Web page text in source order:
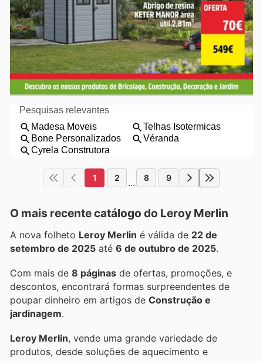
1 2 ... 8 9
O mais recente catálogo do Leroy Merlin
A nova folheto Leroy Merlin é válida de 22 de
setembro de 2025 até 6 de outubro de 2025.
Com mais de 8 páginas de ofertas, promoções, e
descontos, encontrará formas surpreendentes de
poupar dinheiro em artigos de Construção e
jardinagem.
Leroy Merlin, vende uma grande variedade de
produtos, desde soluções de aquecimento e